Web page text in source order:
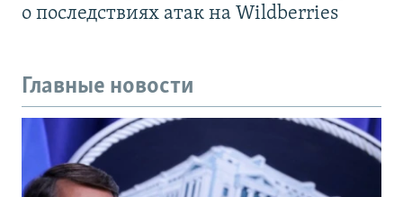
о последствиях атак на Wildberries
Главные новости